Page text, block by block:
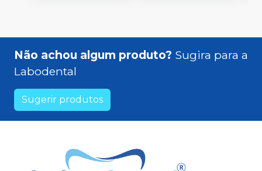
Não achou algum produto? Sugira para a
Labodental
Sugerir produtos